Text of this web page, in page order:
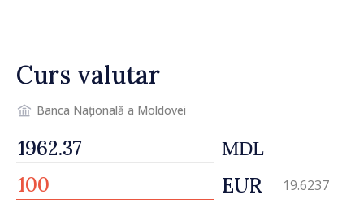
Curs valutar
Banca Națională a Moldovei
MDL
EUR 19.6237